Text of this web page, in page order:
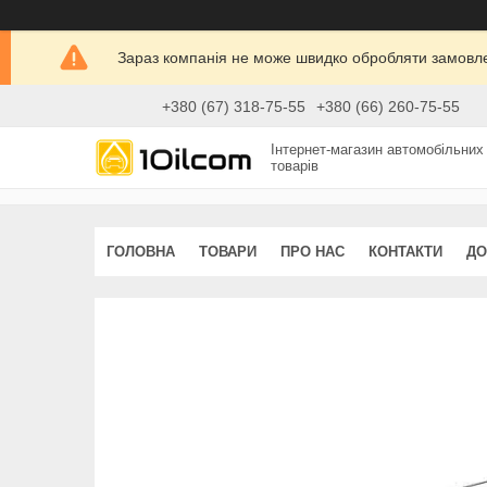
Зараз компанія не може швидко обробляти
+380 (67) 318-75-55 +380 (66) 260-75-55
Інтернет-магазин автомобільних
товарів
ГОЛОВНА ТОВАРИ ПРО НАС КОНТАКТИ